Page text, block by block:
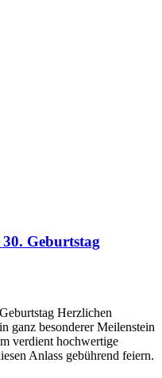
Geburtstag
Herzlichen
ganz besonderer Meilenstein
verdient hochwertige
Anlass gebührend feiern.